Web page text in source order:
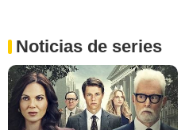
Noticias de series